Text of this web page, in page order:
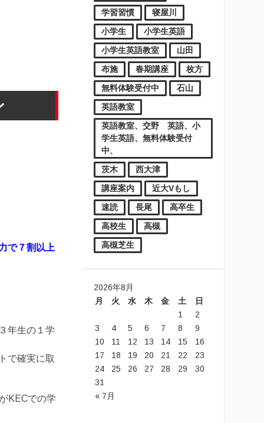
学習習慣
寝屋川
小学生
小学生英語
小学生英語教室
山田
布施
春期講座
枚方
無料体験受付中
石山
英語教室
英語教室、交野 英語、小
学生英語、無料体験受付
中、
茨木
西大津
講座案内
近大Vもし
速読
長尾
高卒生
高校生
高槻
高槻芝生
2026年8月
月
火 水 木 金 土 日
« 7月
1
2
3
4 5 6 7 8
9
10
11 12 13 14 15
16
17
18 19 20 21 22
23
24
25 26 27 28 29
30
31
で７割以上
年生の１学
で確実に取
KECでの学